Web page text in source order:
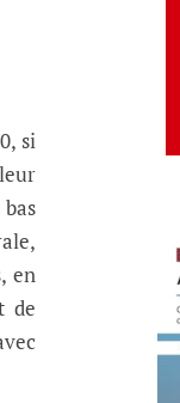
si
en
de